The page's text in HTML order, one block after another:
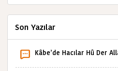
Son Yazılar
Kâbe’de Hacılar Hû Der